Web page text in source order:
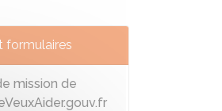
formulaires
mission de